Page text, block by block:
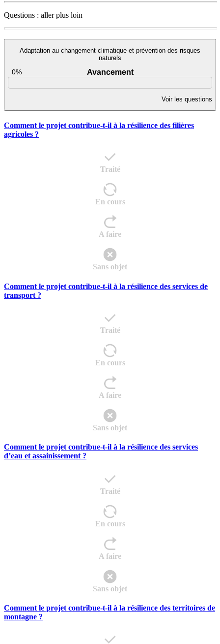
Questions : aller plus loin
Adaptation au changement climatique et prévention des risques
naturels
Avancement
0%
Voir les questions
Comment le projet contribue-t-il à la résilience des filières
agricoles ?
Traité
En cours
A faire
Sans objet
Comment le projet contribue-t-il à la résilience des services de
transport ?
Traité
En cours
A faire
Sans objet
Comment le projet contribue-t-il à la résilience des services
d’eau et assainissement ?
Traité
En cours
A faire
Sans objet
Comment le projet contribue-t-il à la résilience des territoires de
montagne ?